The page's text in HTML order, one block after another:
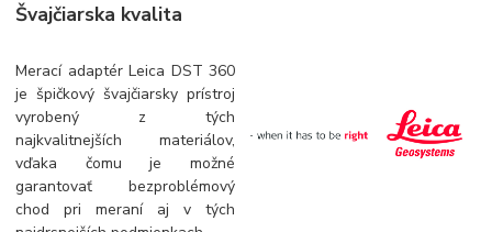
Švajčiarska kvalita
Merací adaptér Leica DST 360
je špičkový švajčiarsky prístroj
vyrobený z tých
najkvalitnejších materiálov,
vďaka čomu je možné
garantovať bezproblémový
chod pri meraní aj v tých